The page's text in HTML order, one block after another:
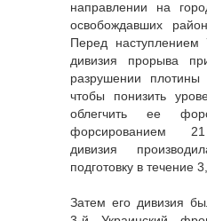
направлении на
освобождавших
Перед наступлением
дивизия прорыва
разрушении плотины
чтобы понизить
облегчить ее
форсированием
дивизия
подготовку в течение
Затем его дивизия